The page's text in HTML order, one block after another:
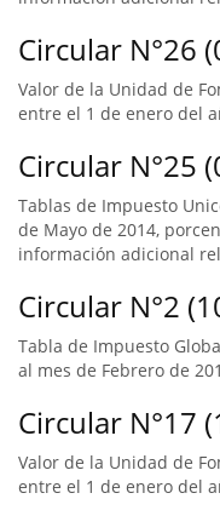
Circular N°26
Valor de la Unidad de
entre el 1 de enero del
Circular N°25
Tablas de Impuesto
de Mayo de 2014,
información adicional
Circular N°2
Tabla de Impuesto
al mes de Febrero de
Circular N°17
Valor de la Unidad de
entre el 1 de enero del